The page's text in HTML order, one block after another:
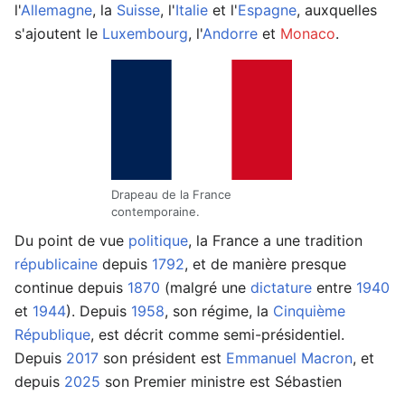
l'Allemagne, la Suisse, l'Italie et l'Espagne, auxquelles
s'ajoutent le Luxembourg, l'Andorre et Monaco.
Drapeau de la France
contemporaine.
Du point de vue politique, la France a une tradition
républicaine depuis 1792, et de manière presque
continue depuis 1870 (malgré une dictature entre 1940
et 1944). Depuis 1958, son régime, la Cinquième
République, est décrit comme semi-présidentiel.
Depuis 2017 son président est Emmanuel Macron, et
depuis 2025 son Premier ministre est Sébastien